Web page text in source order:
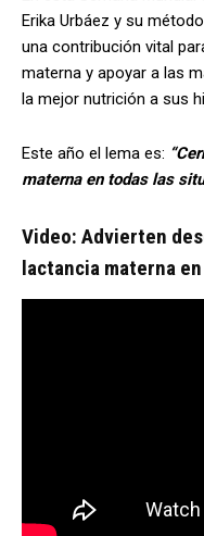
Erika Urbáez y su
una contribución vital
materna y apoyar a las
la mejor nutrición a sus
Este año el lema es:
materna en todas las
Video: Advierten
lactancia materna en